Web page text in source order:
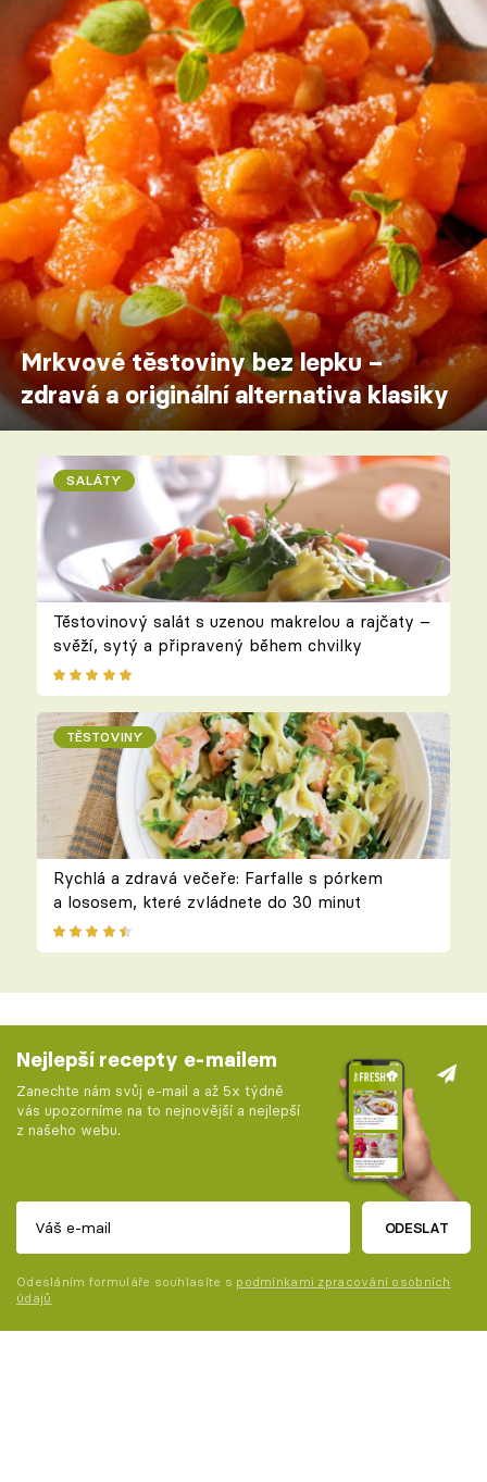
Mrkvové těstoviny bez lepku –
zdravá a originální alternativa klasiky
SALÁTY
Těstovinový salát s uzenou makrelou a rajčaty –
svěží, sytý a připravený během chvilky
TĚSTOVINY
Rychlá a zdravá večeře: Farfalle s pórkem
a lososem, které zvládnete do 30 minut
Nejlepší recepty e-mailem
Zanechte nám svůj e-mail a až 5x týdně
vás upozorníme na to nejnovější a nejlepší
z našeho webu.
ODESLAT
Odesláním formuláře souhlasíte s podmínkami zpracování osobních
údajů